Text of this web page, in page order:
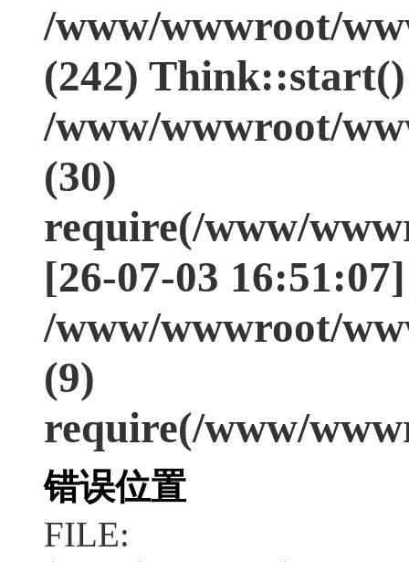
/www/wwwroot/
(242)
/www/wwwroot/
(30)
require(/www/
[26-07-03 16:51:07]
/www/wwwroot/
(9)
require(/www/
错误位置
FILE: